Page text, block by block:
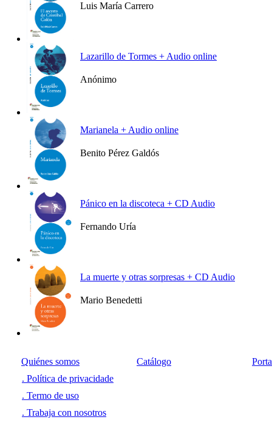
Luis María Carrero
Lazarillo de Tormes + Audio online
Anónimo
Marianela + Audio online
Benito Pérez Galdós
Pánico en la discoteca + CD Audio
Fernando Uría
La muerte y otras sorpresas + CD Audio
Mario Benedetti
Quiénes somos
. Política de privacidade
. Termo de uso
. Trabaja con nosotros
Catálogo